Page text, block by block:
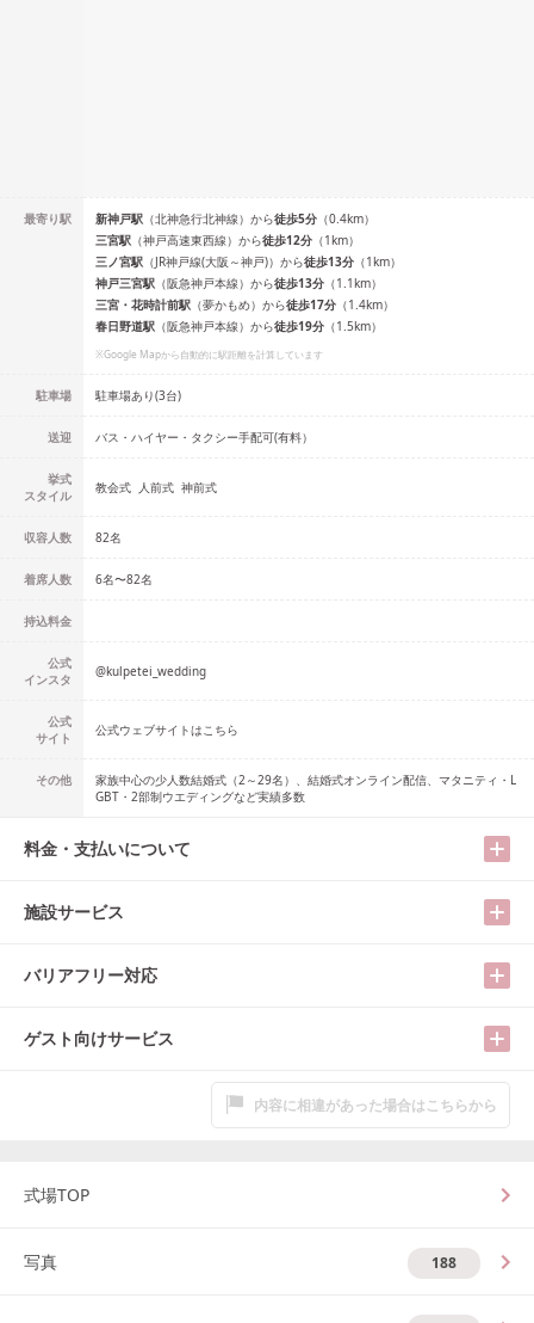
最寄り駅 新神戸駅 （北神急行北神線） から徒歩5分 （0.4km）
三宮駅 （神戸高速東西線） から徒歩12分 （1km）
三ノ宮駅 （JR神戸線(大阪～神戸)） から徒歩13分 （1km）
神戸三宮駅 （阪急神戸本線） から徒歩13分 （1.1km）
三宮・花時計前駅 （夢かもめ） から徒歩17分 （1.4km）
春日野道駅 （阪急神戸本線） から徒歩19分 （1.5km）
※Google Mapから自動的に駅距離を計算しています
駐車場 駐車場あり(3台)
送迎 バス・ハイヤー・タクシー手配可(有料）
挙式
スタイル
教会式 人前式 神前式
収容人数 82名
着席人数 6名〜82名
持込料金
公式
インスタ
@kulpetei_wedding
公式
サイト
公式ウェブサイトはこちら
その他
家族中心の少人数結婚式（2～29名）、結婚式オンライン配信、マタニティ・L
GBT・2部制ウエディングなど実績多数
料金・支払いについて
施設サービス
バリアフリー対応
ゲスト向けサービス
内容に相違があった場合はこちらから
式場TOP
写真 188